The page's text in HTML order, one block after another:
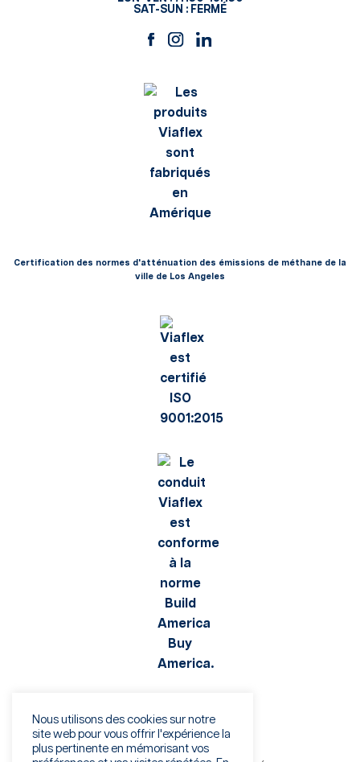
SAT-SUN : FERMÉ
Certification des normes d'atténuation des émissions de méthane de la
ville de Los Angeles
Nous utilisons des cookies sur notre
site web pour vous offrir l'expérience la
plus pertinente en mémorisant vos